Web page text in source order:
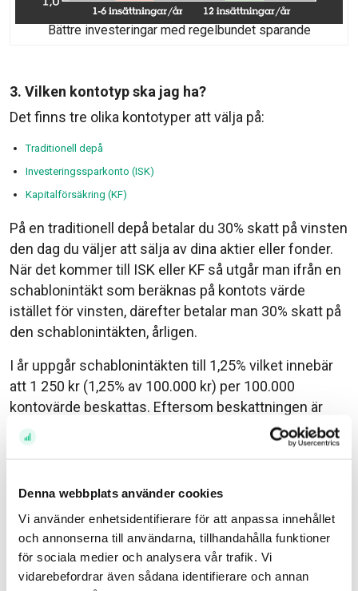
Denna webbplats använder cookies
Vi använder enhetsidentifierare för att anpassa innehållet
och annonserna till användarna, tillhandahålla funktioner
för sociala medier och analysera vår trafik. Vi
vidarebefordrar även sådana identifierare och annan
Bättre investeringar med regelbundet sparande
3. Vilken kontotyp ska jag ha?
Det finns tre olika kontotyper att välja på:
Traditionell depå
Investeringssparkonto (ISK)
Kapitalförsäkring (KF)
På en traditionell depå betalar du 30% skatt på vinsten
den dag du väljer att sälja av dina aktier eller fonder.
När det kommer till ISK eller KF så utgår man ifrån en
schablonintäkt som beräknas på kontots värde
istället för vinsten, därefter betalar man 30% skatt på
den schablonintäkten, årligen.
I år uppgår schablonintäkten till 1,25% vilket innebär
att 1 250 kr (1,25% av 100.000 kr) per 100.000
kontovärde beskattas. Eftersom beskattningen är
30% så blir skatten i slutändan 375 kr per 100.000
kontovärde (30% av schablonintäkten 1 250 kr).
fördelaktigt?
En tumregel brukar sägas vara att avkastningen
måste överstiga schablonintäkten, alltså 1,25% per år
i skrivande stund. Om din avkastning överstiger den